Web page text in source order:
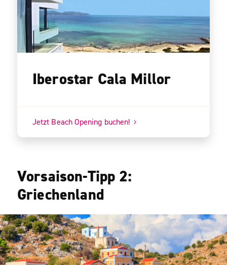
Iberostar Cala Millor
Jetzt Beach Opening buchen!
Vorsaison-Tipp 2:
Griechenland